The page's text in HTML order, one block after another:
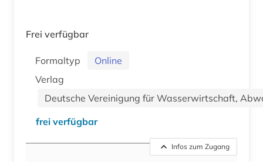
Frei verfügbar
Formaltyp
Online
Verlag
Deutsche Vereinigung für Wasserwirtschaft,
frei verfügbar
Infos zum Zugang